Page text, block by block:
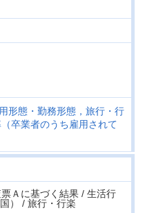
形態・勤務形態，旅行・行
卒業者のうち雇用されて
Ａに基づく結果 / 生活行
） / 旅行・行楽